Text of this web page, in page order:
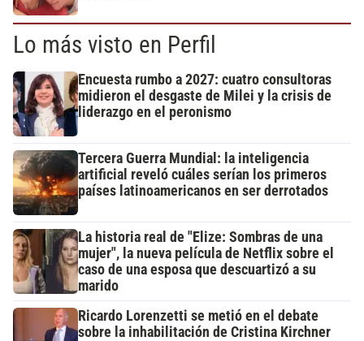
Lo más visto en Perfil
Encuesta rumbo a 2027: cuatro consultoras
midieron el desgaste de Milei y la crisis de
liderazgo en el peronismo
Tercera Guerra Mundial: la inteligencia
artificial reveló cuáles serían los primeros
países latinoamericanos en ser derrotados
La historia real de "Elize: Sombras de una
mujer", la nueva película de Netflix sobre el
caso de una esposa que descuartizó a su
marido
Ricardo Lorenzetti se metió en el debate
sobre la inhabilitación de Cristina Kirchner